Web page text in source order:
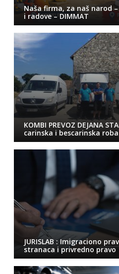
Naša firma, za naš narod
i radove – DIMMAT
KOMBI PREVOZ DEJANA
carinska i bescarinska roba
JURISLAB : Imigraciono
stranaca i privredno pravo